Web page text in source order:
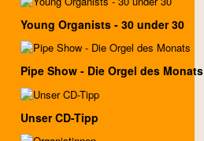
Young Organists - 30 under 30
Pipe Show - Die Orgel des Monats
Unser CD-Tipp